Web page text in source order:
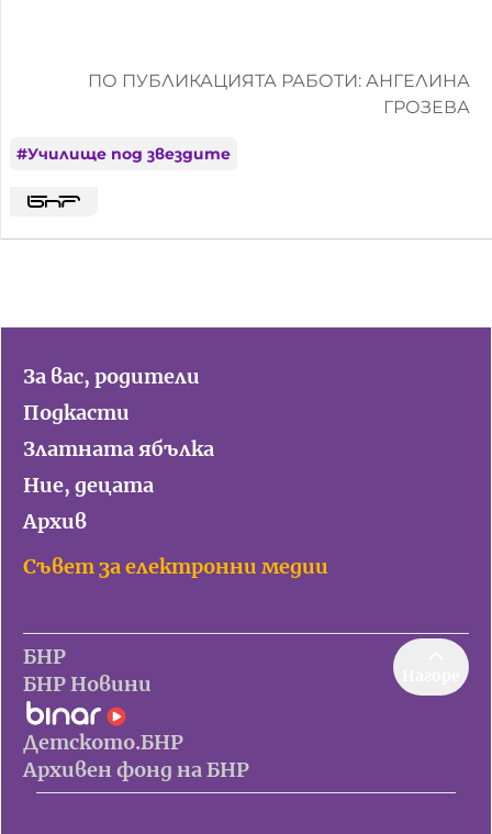
ПО ПУБЛИКАЦИЯТА РАБОТИ: АНГЕЛИНА
ГРОЗЕВА
#Училище под звездите
За вас, родители
Подкасти
Златната ябълка
Ние, децата
Архив
Съвет за електронни медии
БНР
БНР Новини
Детското.БНР
Архивен фонд на БНР